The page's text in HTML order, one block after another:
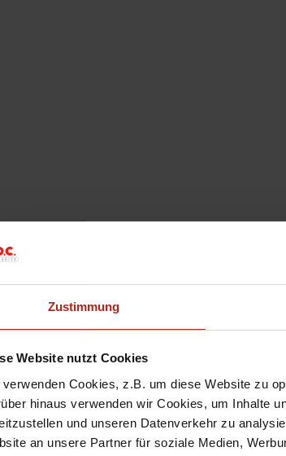
Zustimmung
Website nutzt Cookies
verwenden Cookies, z.B. um diese Website zu
hinaus verwenden wir Cookies, um Inhalte
und unseren Datenverkehr zu
an unsere Partner für soziale Medien,